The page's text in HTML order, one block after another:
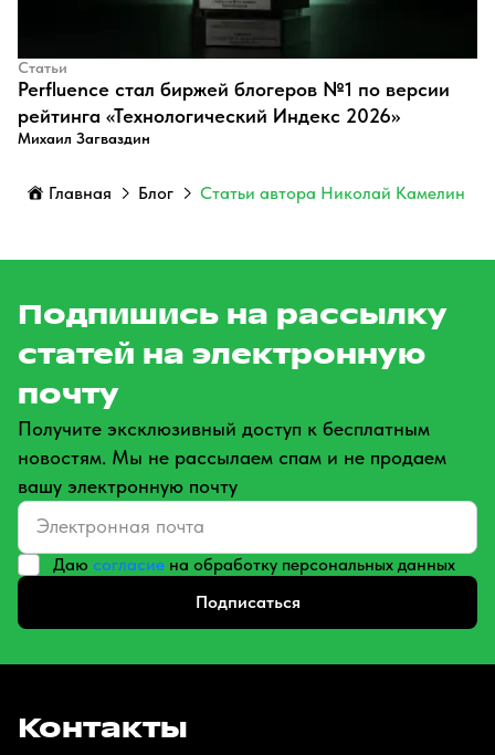
Статьи
Perfluence стал биржей блогеров №1 по версии
рейтинга «Технологический Индекс 2026»
Михаил Загваздин
Главная Блог Статьи автора Николай Камелин
Подпишись на рассылку
статей на электронную
почту
Получите эксклюзивный доступ к бесплатным
новостям. Мы не рассылаем спам и не продаем
вашу электронную почту
Даю согласие на обработку персональных данных
Подписаться
Контакты